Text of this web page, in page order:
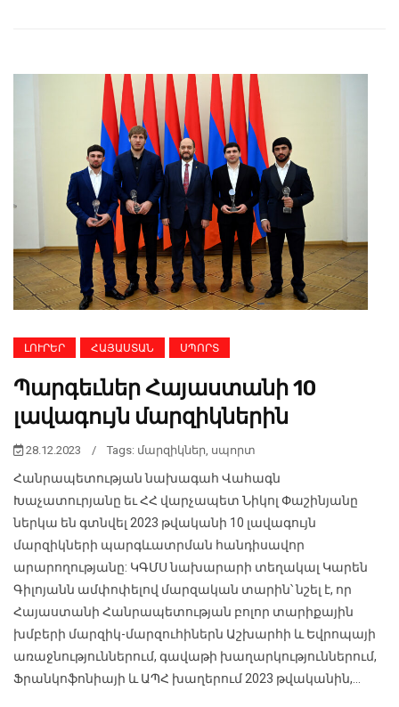
ԼՈՒՐԵՐ ՀԱՅԱՍՏԱՆ ՍՊՈՐՏ
Պարգեւներ Հայաստանի 10
լավագույն մարզիկներին
28.12.2023 / Tags: մարզիկներ սպորտ
Հանրապետության նախագահ Վահագն
Խաչատուրյանը եւ ՀՀ վարչապետ Նիկոլ Փաշինյանը
ներկա են գտնվել 2023 թվականի 10 լավագույն
մարզիկների պարգևատրման հանդիսավոր
արարողությանը: ԿԳՄՍ նախարարի տեղակալ Կարեն
Գիլոյանն ամփոփելով մարզական տարին՝ նշել է, որ
Հայաստանի Հանրապետության բոլոր տարիքային
խմբերի մարզիկ-մարզուհիներն Աշխարհի և Եվրոպայի
առաջնություններում, գավաթի խաղարկություններում,
Ֆրանկոֆոնիայի և ԱՊՀ խաղերում 2023 թվականին,...